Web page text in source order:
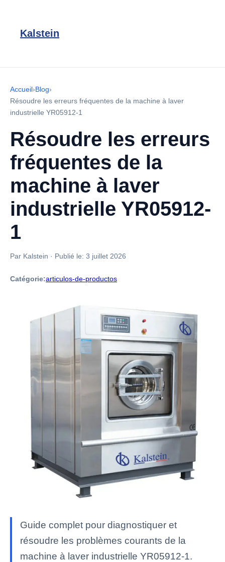
Kalstein
Accueil›Blog›
Résoudre les erreurs fréquentes de la machine à laver
industrielle YR05912-1
Résoudre les erreurs
fréquentes de la
machine à laver
industrielle YR05912-
1
Par Kalstein · Publié le: 3 juillet 2026
Catégorie:articulos-de-productos
Guide complet pour diagnostiquer et
résoudre les problèmes courants de la
machine à laver industrielle YR05912-1.